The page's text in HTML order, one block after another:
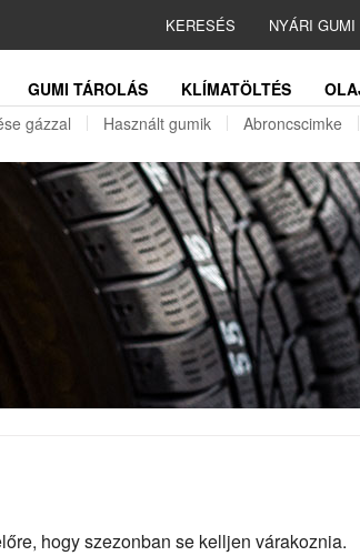
KERESÉS NYÁRI
GUMI TÁROLÁS KLÍMATÖLTÉS
gázzal Használt gumik Abroncscimke
hogy szezonban se kelljen várakoznia.